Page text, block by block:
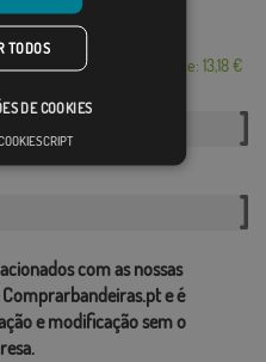
Desde: 13,18 €
com as nossas
e é
e modificação sem o
TODOS
DE COOKIES